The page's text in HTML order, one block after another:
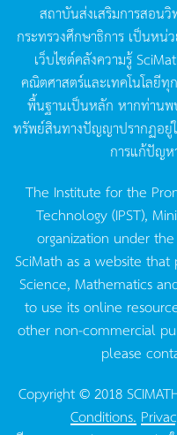
สถาบันส่งเสริมการสอนวิ
กระทรวงศึกษาธิการ เป็นหน่
เว็บไซต์คลังความรู้
คณิตศาสตร์และเทคโนโลยีทุ
พื้นฐานเป็นหลัก หากท่านพ
ทรัพย์สินทางปัญญาปรากฏอยู่
การแก้ปัญห
The Institute for the
Technology (IPST),
organization under
SciMath as a website
Science, Mathematics
to use its online
other non-commercial
please
Copyright © 2018
Conditions.